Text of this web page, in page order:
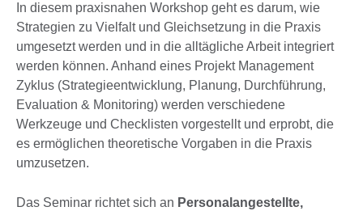
In diesem praxisnahen Workshop geht es darum, wie
Strategien zu Vielfalt und Gleichsetzung in die Praxis
umgesetzt werden und in die alltägliche Arbeit integriert
werden können. Anhand eines Projekt Management
Zyklus (Strategieentwicklung, Planung, Durchführung,
Evaluation & Monitoring) werden verschiedene
Werkzeuge und Checklisten vorgestellt und erprobt, die
es ermöglichen theoretische Vorgaben in die Praxis
umzusetzen.
Das Seminar richtet sich an Personalangestellte,